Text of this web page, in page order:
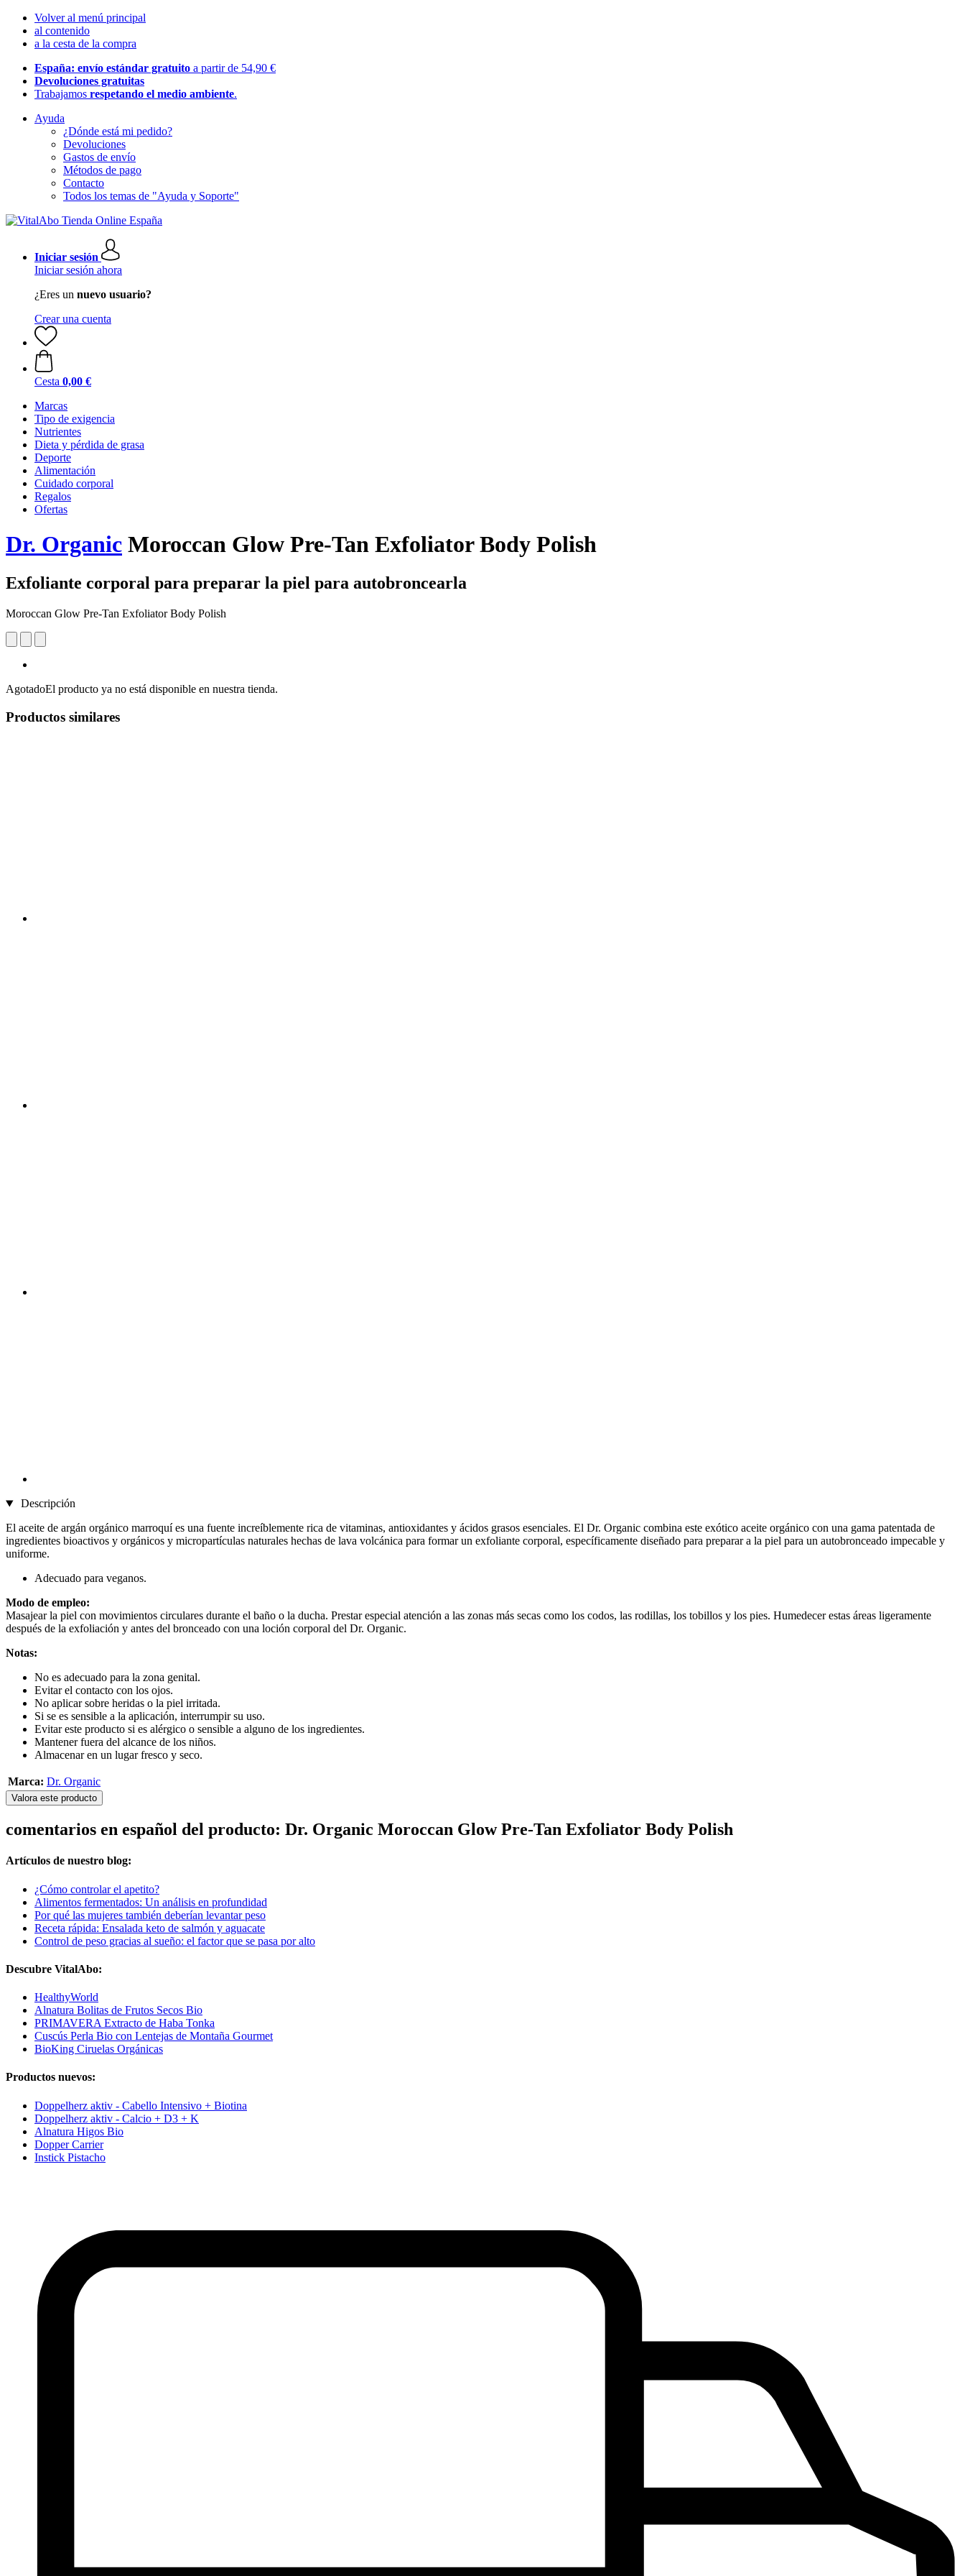
Volver al menú principal
al contenido
a la cesta de la compra
España: envío estándar gratuito a partir de 54,90 €
Devoluciones gratuitas
Trabajamos respetando el medio ambiente.
Ayuda
¿Dónde está mi pedido?
Devoluciones
Gastos de envío
Métodos de pago
Contacto
Todos los temas de "Ayuda y Soporte"
Iniciar sesión
Iniciar sesión ahora
¿Eres un nuevo usuario?
Crear una cuenta
Cesta 0,00 €
Marcas
Tipo de exigencia
Nutrientes
Dieta y pérdida de grasa
Deporte
Alimentación
Cuidado corporal
Regalos
Ofertas
Dr. Organic Moroccan Glow Pre-Tan Exfoliator Body Polish
Exfoliante corporal para preparar la piel para autobroncearla
Moroccan Glow Pre-Tan Exfoliator Body Polish
AgotadoEl producto ya no está disponible en nuestra tienda.
Productos similares
Descripción
El aceite de argán orgánico marroquí es una fuente increíblemente rica de vitaminas, antioxidantes y ácidos grasos esenciales. El Dr. Organic combina este exótico aceite orgánico con una gama patentada de
ingredientes bioactivos y orgánicos y micropartículas naturales hechas de lava volcánica para formar un exfoliante corporal, específicamente diseñado para preparar a la piel para un autobronceado impecable y
uniforme.
Adecuado para veganos.
Modo de empleo:
Masajear la piel con movimientos circulares durante el baño o la ducha. Prestar especial atención a las zonas más secas como los codos, las rodillas, los tobillos y los pies. Humedecer estas áreas ligeramente
después de la exfoliación y antes del bronceado con una loción corporal del Dr. Organic.
Notas:
No es adecuado para la zona genital.
Evitar el contacto con los ojos.
No aplicar sobre heridas o la piel irritada.
Si se es sensible a la aplicación, interrumpir su uso.
Evitar este producto si es alérgico o sensible a alguno de los ingredientes.
Mantener fuera del alcance de los niños.
Almacenar en un lugar fresco y seco.
Marca: Dr. Organic
Valora este producto
comentarios en español del producto: Dr. Organic Moroccan Glow Pre-Tan Exfoliator Body Polish
Artículos de nuestro blog:
¿Cómo controlar el apetito?
Alimentos fermentados: Un análisis en profundidad
Por qué las mujeres también deberían levantar peso
Receta rápida: Ensalada keto de salmón y aguacate
Control de peso gracias al sueño: el factor que se pasa por alto
Descubre VitalAbo:
HealthyWorld
Alnatura Bolitas de Frutos Secos Bio
PRIMAVERA Extracto de Haba Tonka
Cuscús Perla Bio con Lentejas de Montaña Gourmet
BioKing Ciruelas Orgánicas
Productos nuevos:
Doppelherz aktiv - Cabello Intensivo + Biotina
Doppelherz aktiv - Calcio + D3 + K
Alnatura Higos Bio
Dopper Carrier
Instick Pistacho